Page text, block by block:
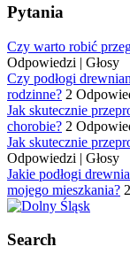
Pytania
Czy warto robić
Odpowiedzi | Głosy
Czy podłogi
rodzinne? 2
Jak skutecznie
chorobie? 2
Jak skutecznie
Odpowiedzi | Głosy
Jakie podłogi
mojego mieszkania?
Search